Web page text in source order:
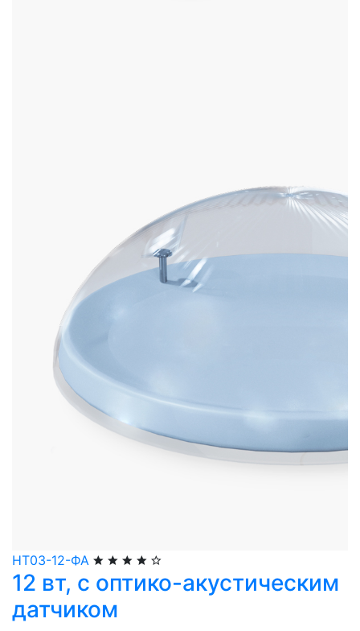
НТ03-12-ФА
12 вт, с оптико-акустическим
датчиком